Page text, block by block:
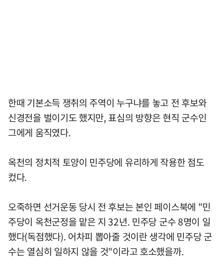
한때 기본소득 쟁취의 주역이 누구냐를 놓고 전 후보와
신경전을 벌이기도 했지만, 표심의 방향은 현직 군수인
그에게 움직였다.
옥천의 정치적 토양이 민주당에 유리하게 작용한 점도
컸다.
오죽하면 선거운동 당시 전 후보는 본인 페이스북에 "민
주당이 옥천군정을 맡은 지 32년. 민주당 군수 8명이 일
했다(독점했다). 어차피 뽑아줄 것이란 생각에 민주당 군
수는 열심히 일하지 않을 것"이라고 호소했을까.